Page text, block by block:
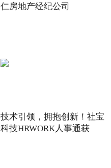
仁房地产经纪公司
技术引领，拥抱创新！社宝
科技HRWORK人事通获